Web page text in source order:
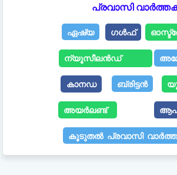
പ്രവാസി
ഏഷ്യ ഗൾഫ്
ന്യൂസീലൻഡ്
കാനഡ ബ്രിട്ടൻ
അയർലണ്ട്
കൂടുതൽ പ്രവാസി